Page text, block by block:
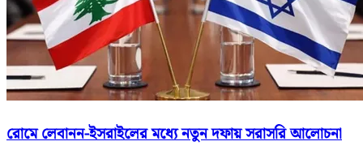
রোমে লেবানন-ইসরাইলের মধ্যে নতুন দফায় সরাসরি আলোচনা